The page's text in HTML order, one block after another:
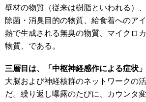
壁材の物質（従来は樹脂といわれる）
除菌・消臭目的の物質、給食着へのア
熱で生成される無臭の物質、マイクロ
物質、である。
三層目は、「中枢神経感作による症状」
大脳および神経核群のネットワークの
だ。繰り返し曝露のたびに、カウンタ